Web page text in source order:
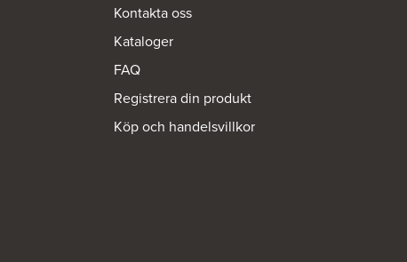
Kontakta oss
Kataloger
FAQ
Registrera din produkt
Köp och handelsvillkor